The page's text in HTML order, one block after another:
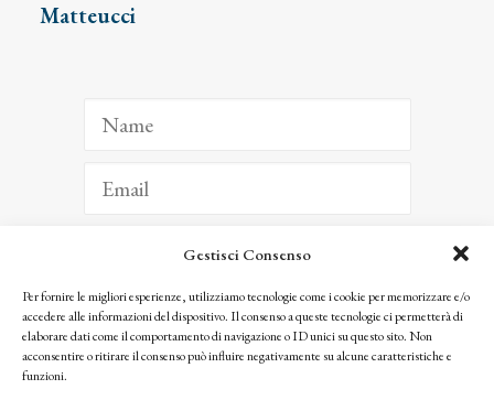
Gestisci Consenso
Per fornire le migliori esperienze, utilizziamo tecnologie come i cookie per memorizzare e/o
accedere alle informazioni del dispositivo. Il consenso a queste tecnologie ci permetterà di
elaborare dati come il comportamento di navigazione o ID unici su questo sito. Non
acconsentire o ritirare il consenso può influire negativamente su alcune caratteristiche e
funzioni.
Matteucci
ISCRIVITI
Facendo clic per iscriverti, riconosci che le tue informazioni saranno trattate
seguendo la nostra Privacy Policy
© 2025 Istituto Matteucci. All right reserved